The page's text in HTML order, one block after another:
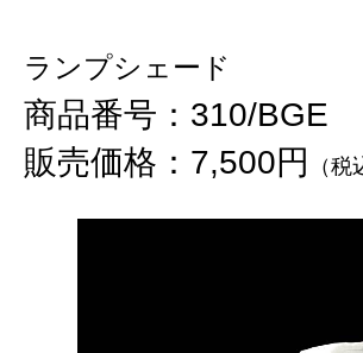
ランプシェード
商品番号：310/BGE
販売価格：7,500円
（税